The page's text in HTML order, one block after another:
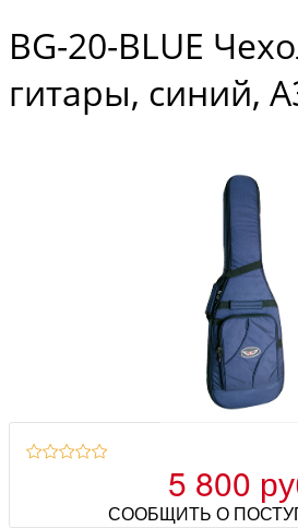
BG-20-BLUE
гитары, синий,
5 800
СООБЩИТЬ О